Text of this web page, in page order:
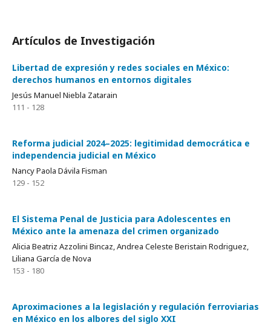
Artículos de Investigación
Libertad de expresión y redes sociales en México:
derechos humanos en entornos digitales
Jesús Manuel Niebla Zatarain
111 - 128
Reforma judicial 2024–2025: legitimidad democrática e
independencia judicial en México
Nancy Paola Dávila Fisman
129 - 152
El Sistema Penal de Justicia para Adolescentes en
México ante la amenaza del crimen organizado
Alicia Beatriz Azzolini Bincaz, Andrea Celeste Beristain Rodriguez,
Liliana García de Nova
153 - 180
Aproximaciones a la legislación y regulación ferroviarias
en México en los albores del siglo XXI